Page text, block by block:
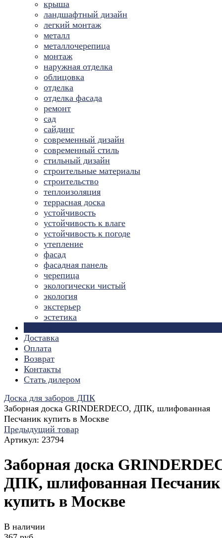
крыша
ландшафтный дизайн
легкий монтаж
металл
металлочерепица
монтаж
наружная отделка
облицовка
отделка
отделка фасада
ремонт
сад
сайдинг
современный дизайн
современный стиль
стильный дизайн
строительные материалы
строительство
теплоизоляция
террасная доска
устойчивость
устойчивость к влаге
устойчивость к погоде
утепление
фасад
фасадная панель
черепица
экологически чистый
экология
экстерьер
эстетика
Доставка
Оплата
Возврат
Контакты
Стать дилером
Доска для заборов ДПК
Заборная доска GRINDERDECO, ДПК, шлифованная
Песчаник купить в Москве
Предыдущий товар
Артикул: 23794
Заборная доска
ДПК, шлифованная Песчаник
купить в Москве
В наличии